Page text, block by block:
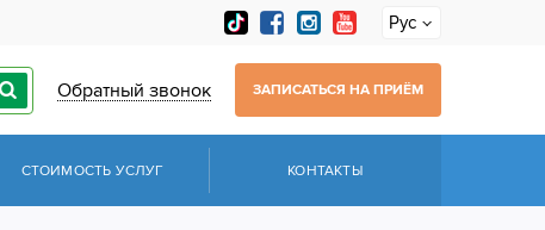
Рус
Обратный звонок ЗАПИСАТЬСЯ НА ПРИЁМ
СТОИМОСТЬ УСЛУГ КОНТАКТЫ